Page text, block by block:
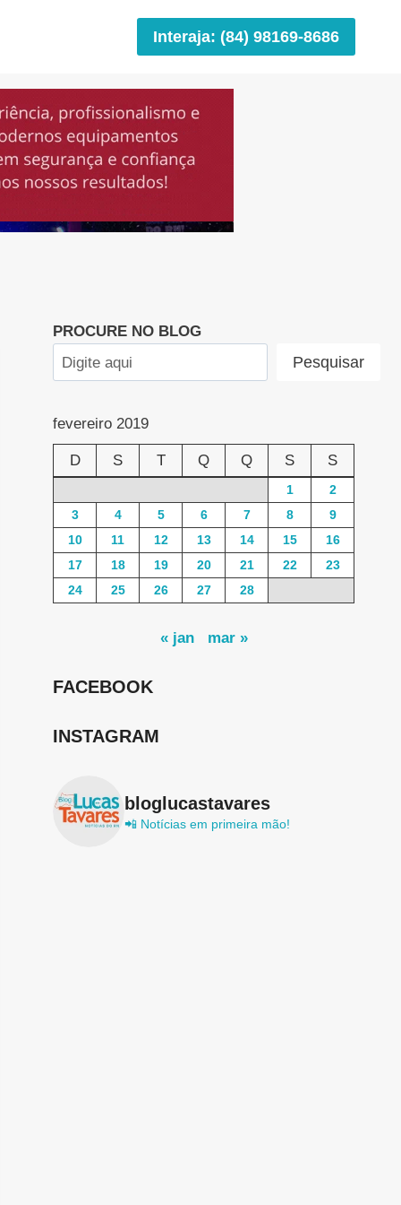
Interaja: (84) 98169-8686
PROCURE NO BLOG
Pesquisar
fevereiro 2019
D S T Q Q S S
1
2
3
4 5 6 7 8
9
10
11 12 13 14 15
16
17
18 19 20 21 22
23
24
25 26 27 28
« jan mar »
FACEBOOK
INSTAGRAM
bloglucastavares
📲 Notícias em primeira mão!